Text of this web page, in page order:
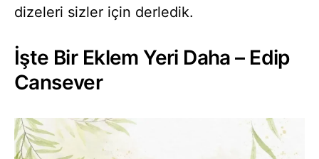
dizeleri sizler için derledik.
İşte Bir Eklem Yeri Daha – Edip
Cansever